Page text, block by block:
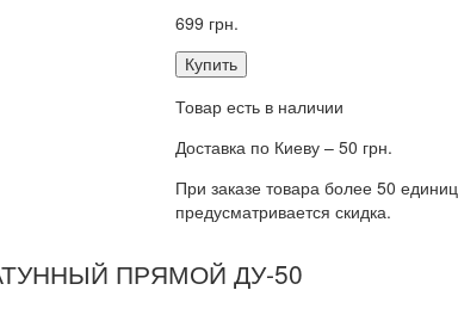
699 грн.
Купить
Товар есть в наличии
Доставка по Киеву – 50 грн.
При заказе товара более 50 единиц
предусматривается скидка.
ПРЯМОЙ ДУ-50